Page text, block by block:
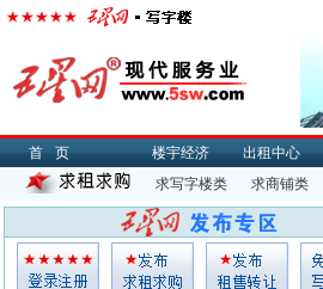
首页 楼宇经济 出租中心
求写字楼类
求商铺类